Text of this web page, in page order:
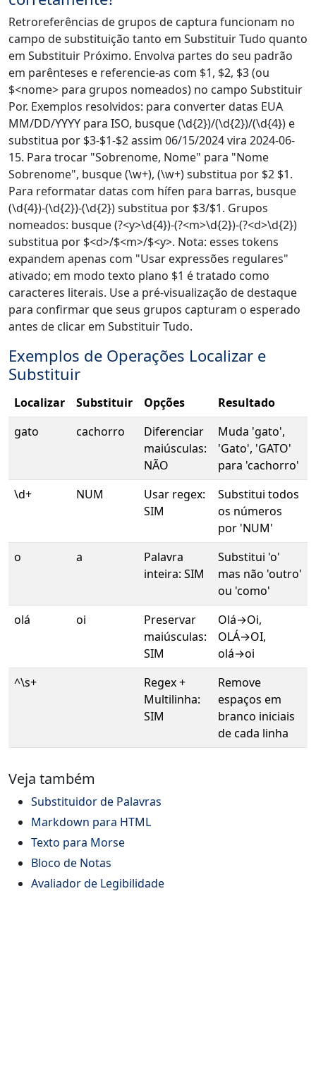
Retroreferências de grupos de captura funcionam no
campo de substituição tanto em Substituir Tudo quanto
em Substituir Próximo. Envolva partes do seu padrão
em parênteses e referencie-as com $1, $2, $3 (ou
$<nome> para grupos nomeados) no campo Substituir
Por. Exemplos resolvidos: para converter datas EUA
MM/DD/YYYY para ISO, busque (\d{2})/(\d{2})/(\d{4}) e
substitua por $3-$1-$2 assim 06/15/2024 vira 2024-06-
15. Para trocar "Sobrenome, Nome" para "Nome
Sobrenome", busque (\w+), (\w+) substitua por $2 $1.
Para reformatar datas com hífen para barras, busque
(\d{4})-(\d{2})-(\d{2}) substitua por $3/$1. Grupos
nomeados: busque (?<y>\d{4})-(?<m>\d{2})-(?<d>\d{2})
substitua por $<d>/$<m>/$<y>. Nota: esses tokens
expandem apenas com "Usar expressões regulares"
ativado; em modo texto plano $1 é tratado como
caracteres literais. Use a pré-visualização de destaque
para confirmar que seus grupos capturam o esperado
antes de clicar em Substituir Tudo.
Exemplos de Operações Localizar e
Substituir
Localizar Substituir Opções
Resultado
gato
cachorro
Diferenciar
maiúsculas:
NÃO
Muda 'gato',
'Gato', 'GATO'
para 'cachorro'
\d+
NUM
Usar regex:
SIM
Substitui todos
os números
por 'NUM'
o
a
Palavra
inteira: SIM
Substitui 'o'
mas não 'outro'
ou 'como'
olá
oi
Preservar
maiúsculas:
SIM
Olá→Oi,
OLÁ→OI,
olá→oi
^\s+
Regex +
Multilinha:
SIM
Remove
espaços em
branco iniciais
de cada linha
Veja também
Substituidor de Palavras
Markdown para HTML
Texto para Morse
Bloco de Notas
Avaliador de Legibilidade